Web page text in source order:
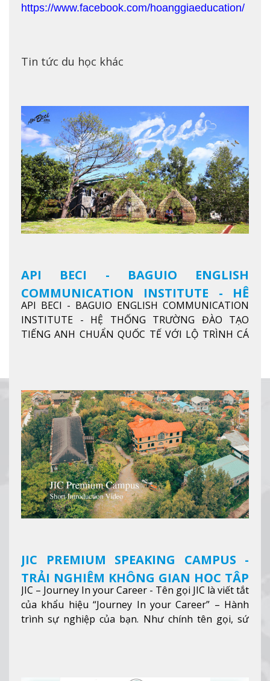
https://www.facebook.com/hoanggiaeducation/
Tin tức du học khác
API BECI - BAGUIO ENGLISH
COMMUNICATION INSTITUTE - HỆ
THỐNG TRƯỜNG ĐÀO TẠO TIẾNG
ANH CHUẨN QUỐC TẾ
API BECI - BAGUIO ENGLISH COMMUNICATION
INSTITUTE - HỆ THỐNG TRƯỜNG ĐÀO TẠO
TIẾNG ANH CHUẨN QUỐC TẾ VỚI LỘ TRÌNH CÁ
JIC PREMIUM SPEAKING CAMPUS -
TRẢI NGHIỆM KHÔNG GIAN HỌC TẬP
5 SAO TẠI BAGUIO
JIC – Journey In your Career - Tên gọi JIC là viết tắt
của khẩu hiệu “Journey In your Career” – Hành
trình sự nghiệp của bạn. Như chính tên gọi, sứ